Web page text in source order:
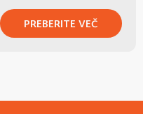
PREBERITE VEČ